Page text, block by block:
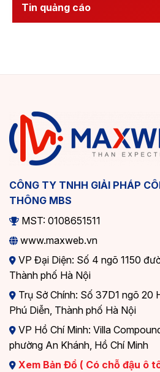
Tin quảng cáo
CÔNG TY TNHH GIẢI PHÁP
THÔNG MBS
MST: 0108651511
www.maxweb.vn
VP Đại Diện: Số 4 ngõ 1150
Thành phố Hà Nội
Trụ Sở Chính: Số 37D1 ngõ 20
Phú Diễn, Thành phố Hà Nội
VP Hồ Chí Minh: Villa
phường An Khánh, Hồ Chí Minh
Xem Bản Đồ ( Có chỗ đậu ô